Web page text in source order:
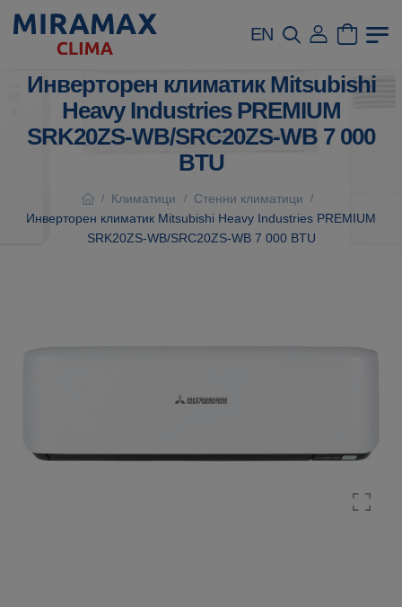
EN
Инверторен климатик Mitsubishi
Heavy Industries PREMIUM
SRK20ZS-WB/SRC20ZS-WB 7 000
BTU
/ Климатици / Стенни климатици /
Инверторен климатик Mitsubishi Heavy Industries PREMIUM
SRK20ZS-WB/SRC20ZS-WB 7 000 BTU